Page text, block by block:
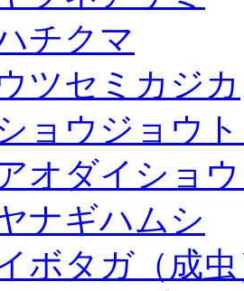
チクマ
ツセミカジカ
ョウジョウ
オダイショ
ナギハムシ
ボタガ（成